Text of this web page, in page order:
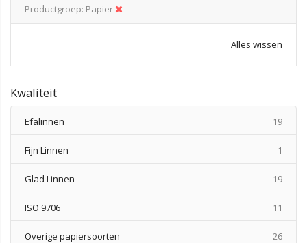
Productgroep Papier
Alles wissen
Kwaliteit
Efalinnen 19
Fijn Linnen 1
Glad Linnen 19
ISO 9706 11
Overige papiersoorten 26